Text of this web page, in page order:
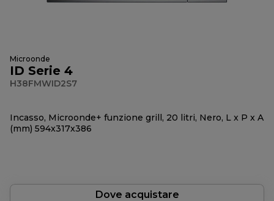
Microonde
ID Serie 4
H38FMWID2S7
Incasso, Microonde+ funzione grill, 20 litri, Nero, L x P x A
(mm) 594x317x386
Dove acquistare